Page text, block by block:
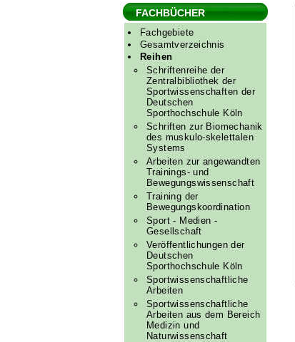
FACHBÜCHER
Fachgebiete
Gesamtverzeichnis
Reihen
Schriftenreihe der
Zentralbibliothek der
Sportwissenschaften der
Deutschen
Sporthochschule Köln
Schriften zur Biomechanik
des muskulo-skelettalen
Systems
Arbeiten zur angewandten
Trainings- und
Bewegungswissenschaft
Training der
Bewegungskoordination
Sport - Medien -
Gesellschaft
Veröffentlichungen der
Deutschen
Sporthochschule Köln
Sportwissenschaftliche
Arbeiten
Sportwissenschaftliche
Arbeiten aus dem Bereich
Medizin und
Naturwissenschaft